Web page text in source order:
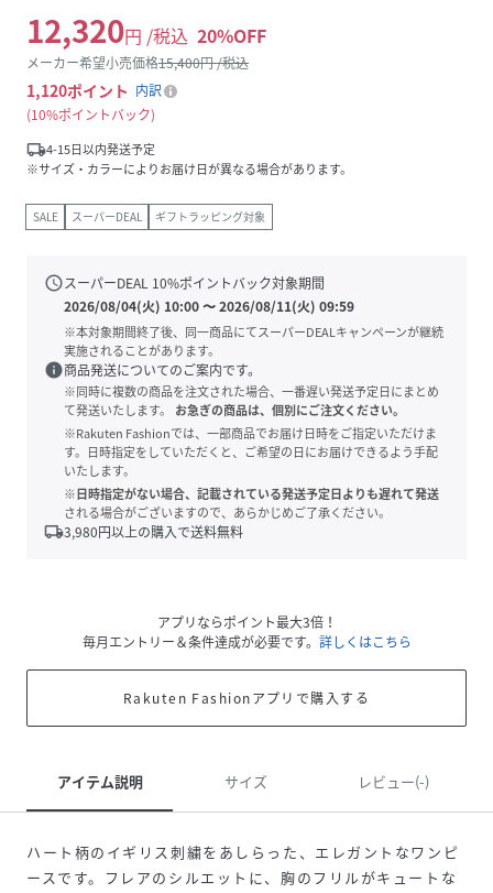
12,320円 /税込 20%OFF
メーカー希望小売価格15,400円 /税込
1,120ポイント 内訳
10%ポイントバック
local_shipping4-15日以内発送予定
※サイズ・カラーによりお届け日が異なる場合があります。
SALE スーパーDEAL ギフトラッピング対象
scheduleスーパーDEAL 10%ポイントバック対象期間
2026/08/04(火) 10:00〜2026/08/11(火) 09:59
※本対象期間終了後、同一商品にてスーパーDEALキャンペーンが継続
実施されることがあります。
info商品発送についてのご案内です。
※同時に複数の商品を注文された場合、一番遅い発送予定日にまとめ
て発送いたします。
お急ぎの商品は、個別にご注文ください。
※Rakuten Fashionでは、一部商品でお届け日時をご指定いただけま
す。日時指定をしていただくと、ご希望の日にお届けできるよう手配
いたします。
※日時指定がない場合、記載されている発送予定日よりも遅れて発送
される場合がございますので、あらかじめご了承ください。
local_shipping3,980円以上の購入で送料無料
アプリならポイント最大3倍！
毎月エントリー＆条件達成が必要です。 詳しくはこちら
Rakuten Fashionアプリで購入する
アイテム説明 サイズ レビュー(-)
ハート柄のイギリス刺繍をあしらった、エレガントなワンピ
ースです。フレアのシルエットに、胸のフリルがキュートな